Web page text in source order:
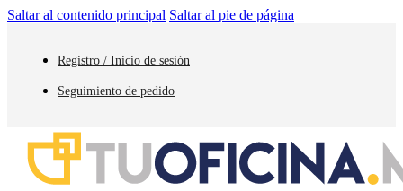
Saltar al contenido principal Saltar al pie de página
Registro / Inicio de sesión
Seguimiento de pedido